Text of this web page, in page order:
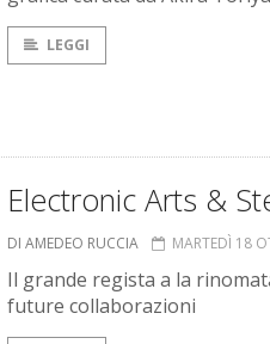
LEGGI
Electronic Arts &
DI AMEDEO RUCCIA MARTEDÌ 18
Il grande regista a la
future collaborazioni